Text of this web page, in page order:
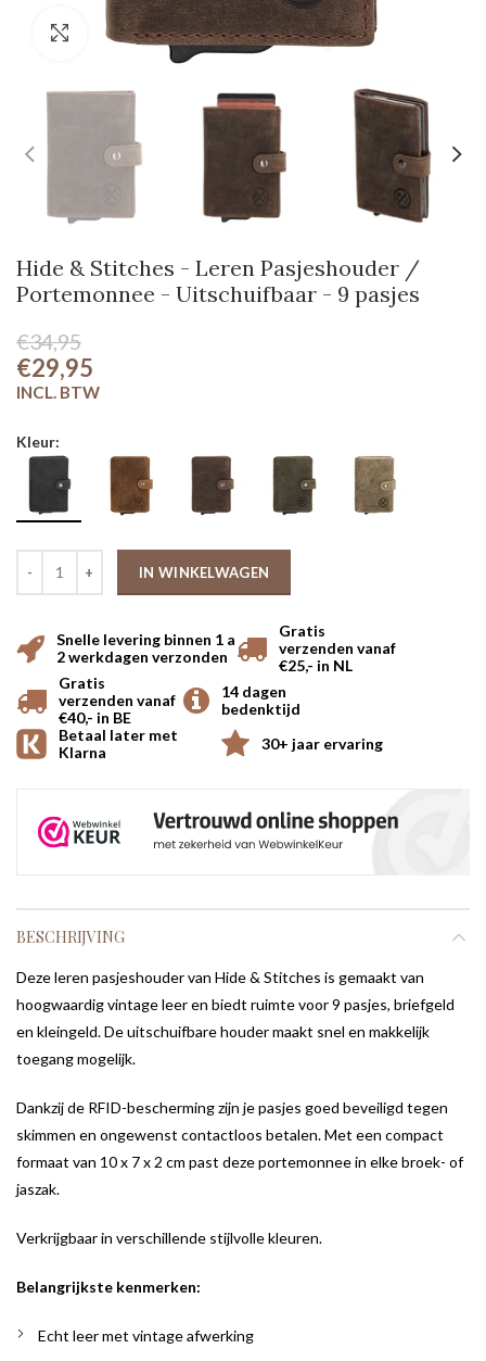
Klik om te vergroten
Hide & Stitches - Leren Pasjeshouder /
Portemonnee - Uitschuifbaar - 9 pasjes
€34,95
€29,95
Kleur:
IN WINKELWAGEN
Snelle levering binnen 1 a
2 werkdagen verzonden
Gratis
verzenden vanaf
€25,- in NL
Gratis
verzenden vanaf
€40,- in BE
14 dagen
bedenktijd
Betaal later met
Klarna
30+ jaar ervaring
BESCHRIJVING
Deze leren pasjeshouder van Hide & Stitches is gemaakt van
hoogwaardig vintage leer en biedt ruimte voor 9 pasjes, briefgeld
en kleingeld. De uitschuifbare houder maakt snel en makkelijk
toegang mogelijk.
Dankzij de RFID-bescherming zijn je pasjes goed beveiligd tegen
skimmen en ongewenst contactloos betalen. Met een compact
formaat van 10 x 7 x 2 cm past deze portemonnee in elke broek- of
jaszak.
Verkrijgbaar in verschillende stijlvolle kleuren.
Belangrijkste kenmerken:
Echt leer met vintage afwerking